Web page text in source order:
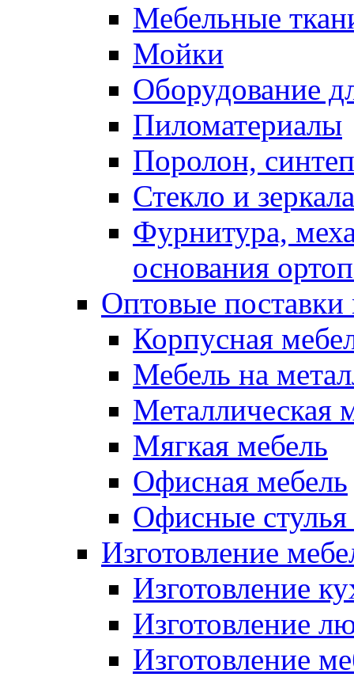
Мебельные
Мойки
Оборудование
Пиломатериалы
Поролон,
Стекло и зеркала
Фурнитура,
основания
Оптовые поставки
Корпусная
Мебель на
Металлическая
Мягкая мебель
Офисная мебель
Офисные стулья
Изготовление
Изготовление
Изготовление
Изготовление